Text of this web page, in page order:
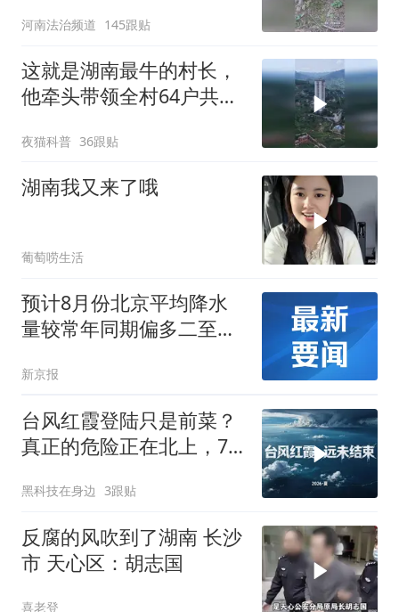
吃辣
河南法治频道 145跟贴
这就是湖南最牛的村长，
他牵头带领全村64户共同
夜猫科普 36跟贴
湖南我又来了哦
葡萄唠生活
预计8月份北京平均降水
量较常年同期偏多二至三
新京报
台风红霞登陆只是前菜？
真正的危险正在北上，7
黑科技在身边 3跟贴
反腐的风吹到了湖南 长沙
市 天心区：胡志国
喜老登